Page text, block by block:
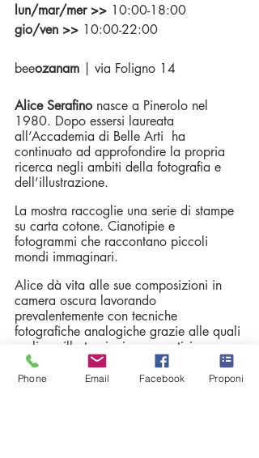
lun/mar/mer >> 10:00-18:00
gio/ven >> 10:00-22:00
beeozanam | via Foligno 14
Alice Serafino nasce a Pinerolo nel
1980. Dopo essersi laureata
all’Accademia di Belle Arti  ha
continuato ad approfondire la propria
ricerca negli ambiti della fotografia e
dell’illustrazione.
La mostra raccoglie una serie di stampe
su carta cotone. Cianotipie e
fotogrammi che raccontano piccoli
mondi immaginari.
Alice dà vita alle sue composizioni in
camera oscura lavorando
prevalentemente con tecniche
fotografiche analogiche grazie alle quali
realizza illustrazioni e suggestivi
paesaggi.
Phone Email Facebook Proponi